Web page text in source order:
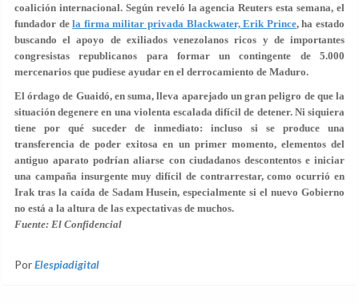
coalición internacional. Según reveló la agencia Reuters esta semana, el
fundador dela firma militar privada Blackwater, Erik Prince, ha estado
buscando el apoyo de exiliados venezolanos ricos y de importantes
congresistas republicanos para formar un contingente de 5.000
mercenarios que pudiese ayudar en el derrocamiento de Maduro.
El órdago de Guaidó, en suma, lleva aparejado un gran peligro de que la
situación degenere en una violenta escalada difícil de detener. Ni siquiera
tiene por qué suceder de inmediato: incluso si se produce una
transferencia de poder exitosa en un primer momento, elementos del
antiguo aparato podrían aliarse con ciudadanos descontentos e iniciar
una campaña insurgente muy difícil de contrarrestar, como ocurrió en
Irak tras la caída de Sadam Husein, especialmente si el nuevo Gobierno
no está a la altura de las expectativas de muchos.
Fuente: El Confidencial
PorElespiadigital